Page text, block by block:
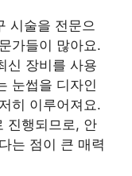
시술을 전문으
가들이 많아요.
신 장비를 사용
눈썹을 디자인
히 이루어져요.
진행되므로, 안
는 점이 큰 매력